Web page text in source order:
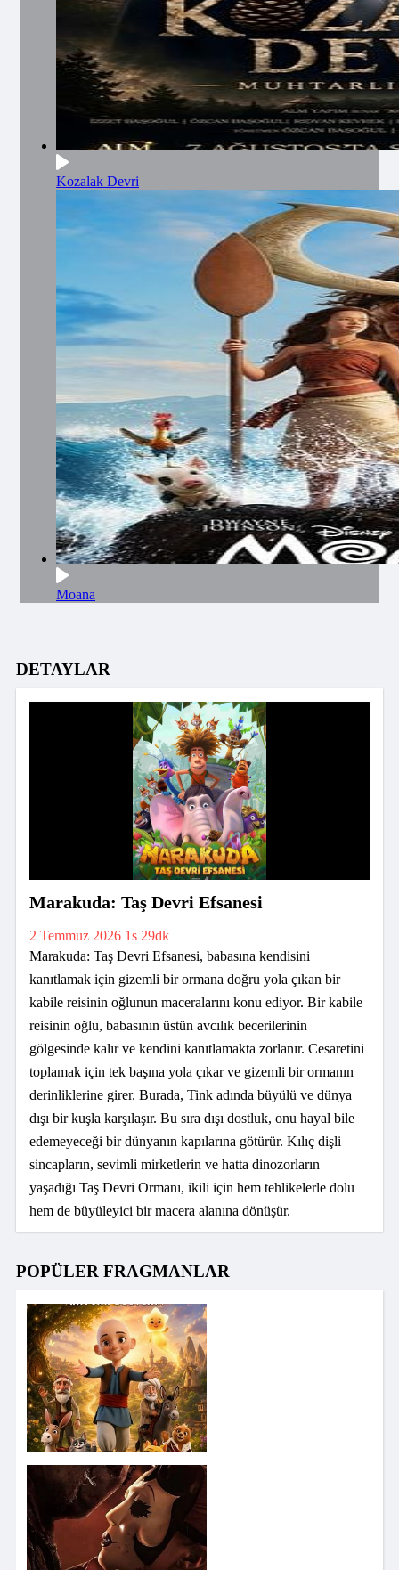
Kozalak Devri
Moana
DETAYLAR
Marakuda: Taş Devri Efsanesi
2 Temmuz 2026 1s 29dk
Marakuda: Taş Devri Efsanesi, babasına kendisini
kanıtlamak için gizemli bir ormana doğru yola çıkan bir
kabile reisinin oğlunun maceralarını konu ediyor. Bir kabile
reisinin oğlu, babasının üstün avcılık becerilerinin
gölgesinde kalır ve kendini kanıtlamakta zorlanır. Cesaretini
toplamak için tek başına yola çıkar ve gizemli bir ormanın
derinliklerine girer. Burada, Tink adında büyülü ve dünya
dışı bir kuşla karşılaşır. Bu sıra dışı dostluk, onu hayal bile
edemeyeceği bir dünyanın kapılarına götürür. Kılıç dişli
sincapların, sevimli mirketlerin ve hatta dinozorların
yaşadığı Taş Devri Ormanı, ikili için hem tehlikelerle dolu
hem de büyüleyici bir macera alanına dönüşür.
POPÜLER FRAGMANLAR